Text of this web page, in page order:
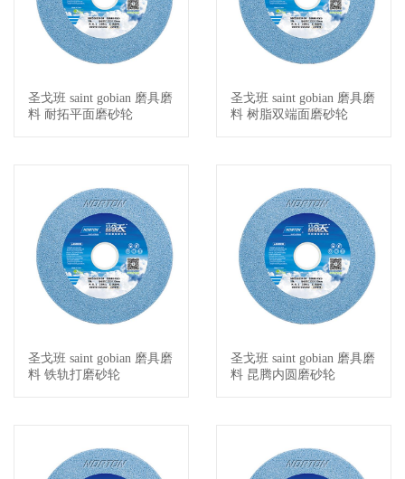
查看详情
圣戈班 saint gobian 磨具磨
料 耐拓平面磨砂轮
查看详情
圣戈班 saint gobian 磨具磨
料 树脂双端面磨砂轮
查看详情
圣戈班 saint gobian 磨具磨
料 铁轨打磨砂轮
查看详情
圣戈班 saint gobian 磨具磨
料 昆腾内圆磨砂轮